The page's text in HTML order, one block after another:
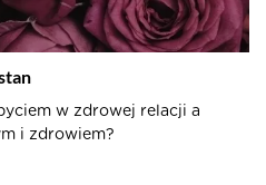
w zdrowej relacji a
i zdrowiem?